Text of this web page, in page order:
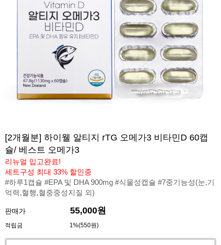
[2개월분] 하이웰 알티지 rTG 오메가3 비타민D 60캡
슐/ 베스트 오메가3
리뉴얼 입고완료!
세트구성 최대 33% 할인중
#하루1캡슐 #EPA 및 DHA 900mg #식물성캡슐 #7중기능성(눈,기
억력,혈행,혈중중성지질 외)
판매가 55,000원
적립금 1%(550원)